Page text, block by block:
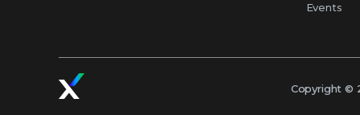
Events
Copyright ©